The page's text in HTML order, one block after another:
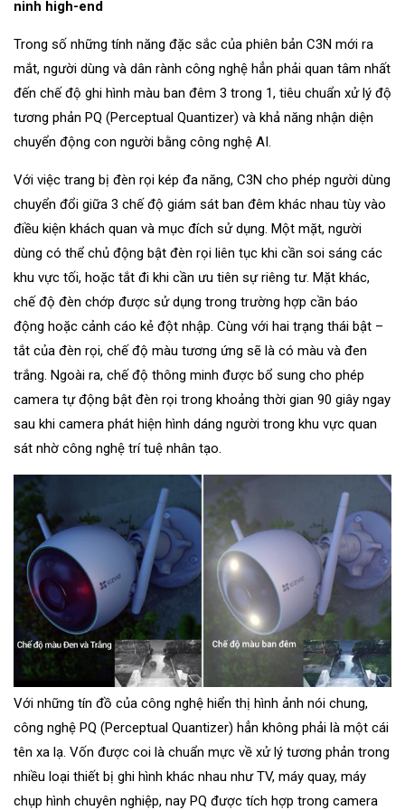
ninh high-end
Trong số những tính năng đặc sắc của phiên bản C3N mới ra
mắt, người dùng và dân rành công nghệ hẳn phải quan tâm nhất
đến chế độ ghi hình màu ban đêm 3 trong 1, tiêu chuẩn xử lý độ
tương phản PQ (Perceptual Quantizer) và khả năng nhận diện
chuyển động con người bằng công nghệ AI.
Với việc trang bị đèn rọi kép đa năng, C3N cho phép người dùng
chuyển đổi giữa 3 chế độ giám sát ban đêm khác nhau tùy vào
điều kiện khách quan và mục đích sử dụng. Một mặt, người
dùng có thể chủ động bật đèn rọi liên tục khi cần soi sáng các
khu vực tối, hoặc tắt đi khi cần ưu tiên sự riêng tư. Mặt khác,
chế độ đèn chớp được sử dụng trong trường hợp cần báo
động hoặc cảnh cáo kẻ đột nhập. Cùng với hai trạng thái bật –
tắt của đèn rọi, chế độ màu tương ứng sẽ là có màu và đen
trắng. Ngoài ra, chế độ thông minh được bổ sung cho phép
camera tự động bật đèn rọi trong khoảng thời gian 90 giây ngay
sau khi camera phát hiện hình dáng người trong khu vực quan
sát nhờ công nghệ trí tuệ nhân tạo.
Với những tín đồ của công nghệ hiển thị hình ảnh nói chung,
công nghệ PQ (Perceptual Quantizer) hẳn không phải là một cái
tên xa lạ. Vốn được coi là chuẩn mực về xử lý tương phản trong
nhiều loại thiết bị ghi hình khác nhau như TV, máy quay, máy
chụp hình chuyên nghiệp, nay PQ được tích hợp trong camera